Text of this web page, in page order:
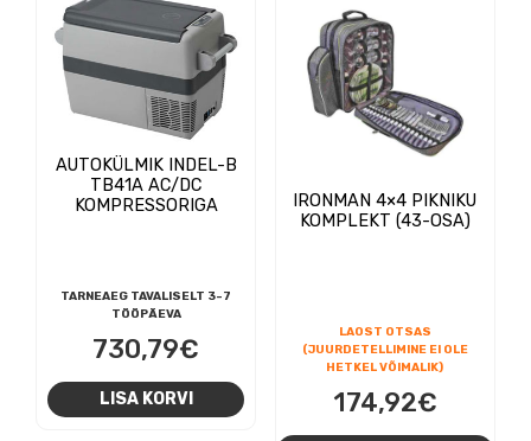
AUTOKÜLMIK INDEL-B
TB41A AC/DC
KOMPRESSORIGA
TARNEAEG TAVALISELT 3-7
TÖÖPÄEVA
730,79€
LISA KORVI
IRONMAN 4×4 PIKNIKU
KOMPLEKT (43-OSA)
LAOST OTSAS
(JUURDETELLIMINE EI OLE
HETKEL VÕIMALIK)
174,92€